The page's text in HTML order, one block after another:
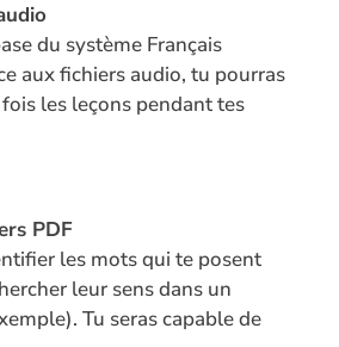
du système Français
aux fichiers audio, tu pourras
les leçons pendant tes
PDF
les mots qui te posent
leur sens dans un
Tu seras capable de
mot de passe